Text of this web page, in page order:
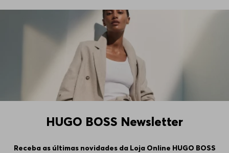
HUGO BOSS Newsletter
Receba as últimas novidades da Loja Online HUGO BOSS